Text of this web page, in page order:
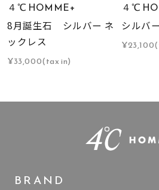
４℃ HOMME+
8月誕生石 シルバー ネ
ックレス
¥33,000(tax in)
４℃
シルバ
BRAND